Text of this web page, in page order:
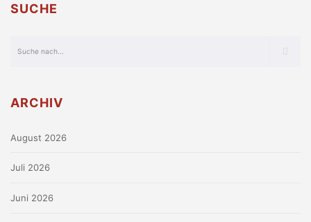
SUCHE
ARCHIV
August 2026
Juli 2026
Juni 2026